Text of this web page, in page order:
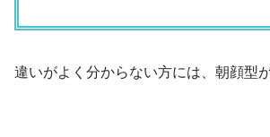
違いがよく分からない方には、朝顔型